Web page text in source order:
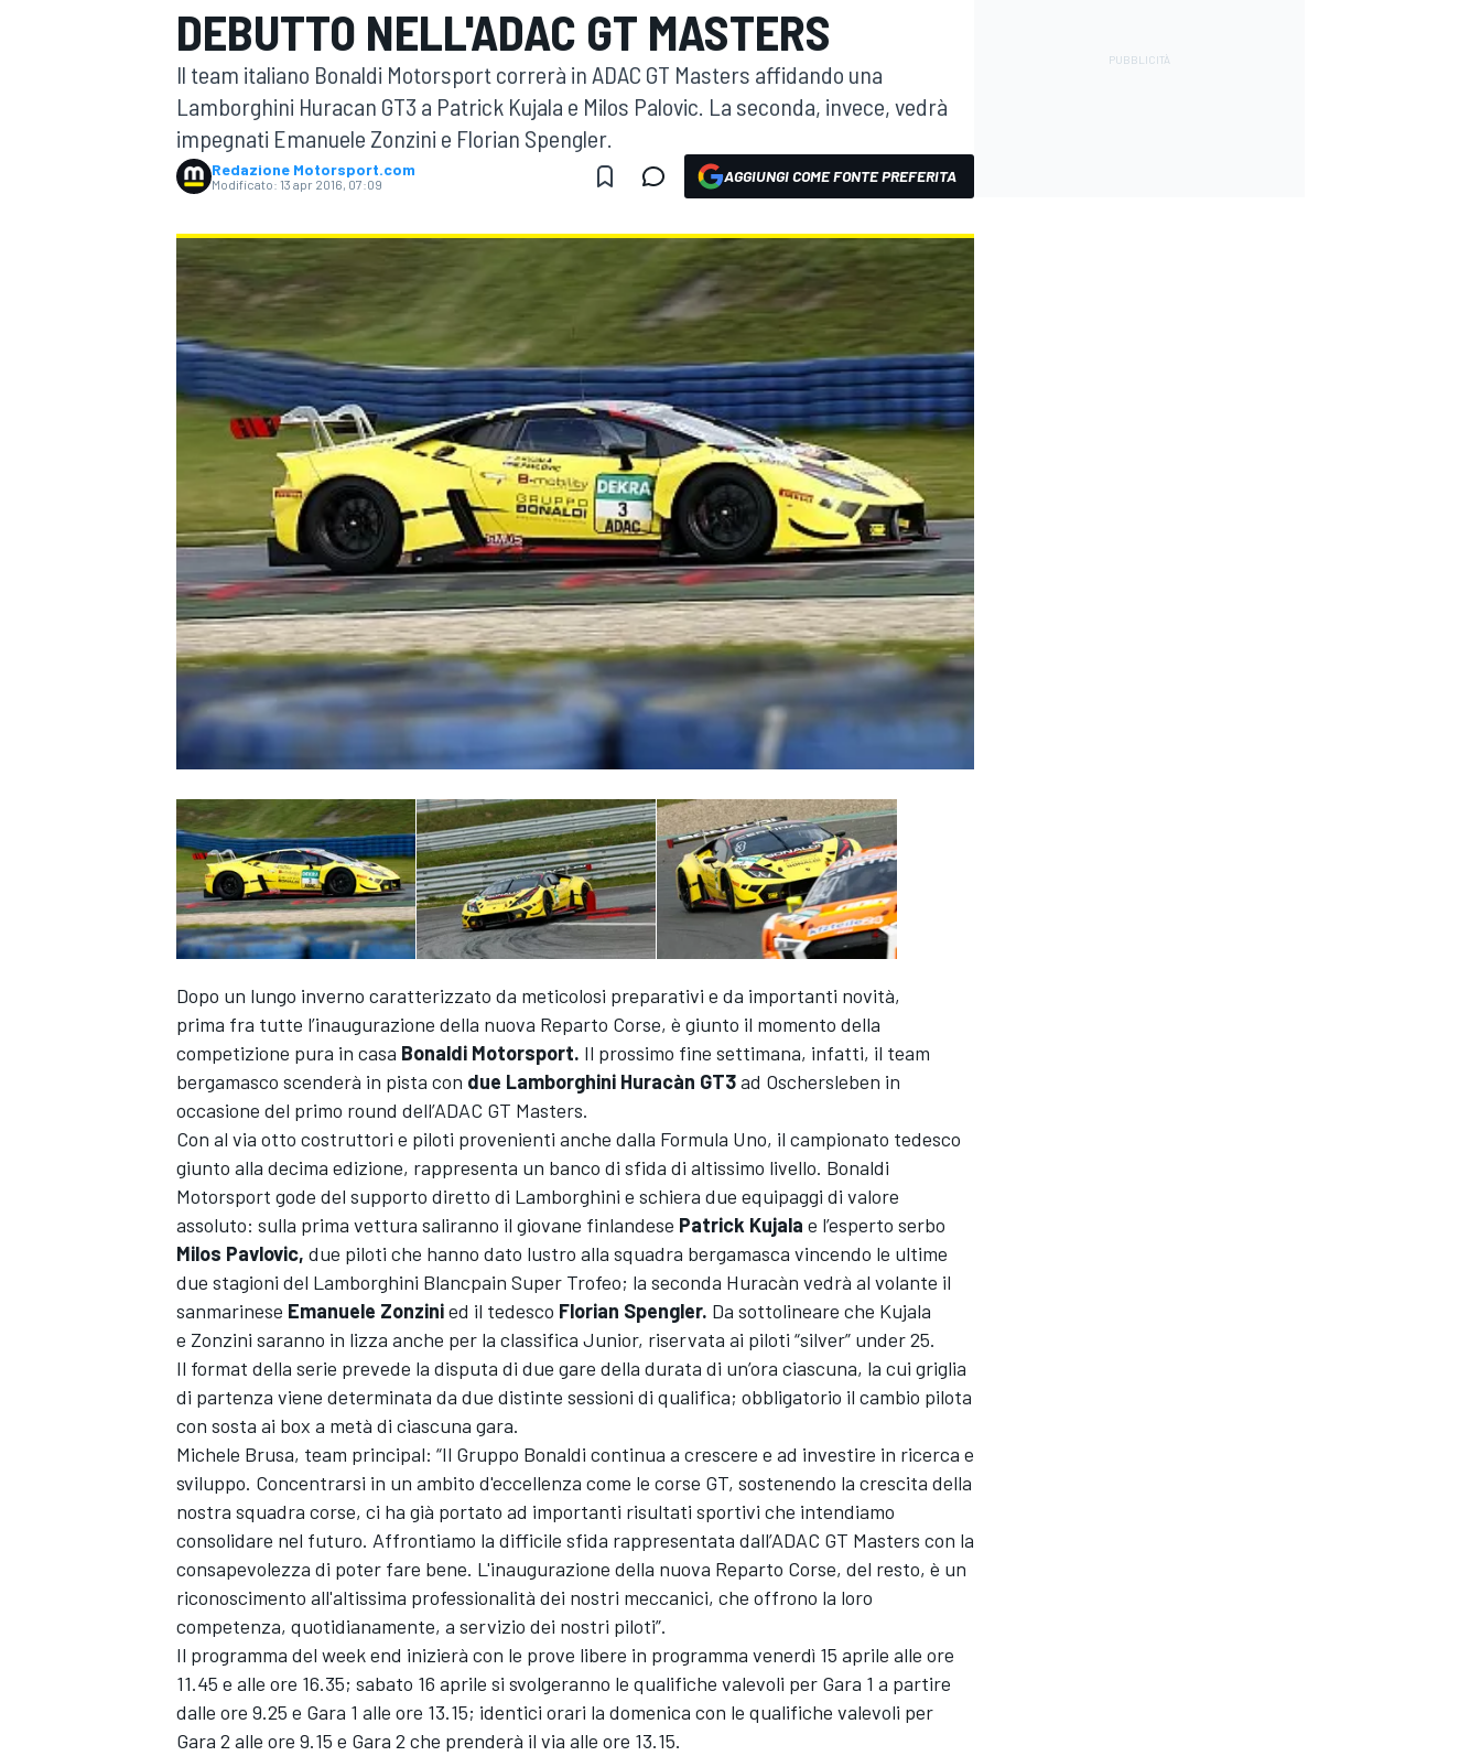
MOTOGP WEC
WRC
MONOPOSTO
DEBUTTO NELL'ADAC GT MASTERS
Il team italiano Bonaldi Motorsport correrà in ADAC GT Masters affidando una
Lamborghini Huracan GT3 a Patrick Kujala e Milos Palovic. La seconda, invece, vedrà
impegnati Emanuele Zonzini e Florian Spengler.
Redazione Motorsport.com
Modificato: 13 apr 2016, 07:09 AGGIUNGI COME FONTE PREFERITA
Dopo un lungo inverno caratterizzato da meticolosi preparativi e da importanti novità,
prima fra tutte l’inaugurazione della nuova Reparto Corse, è giunto il momento della
competizione pura in casa Bonaldi Motorsport. Il prossimo fine settimana, infatti, il team
bergamasco scenderà in pista con due Lamborghini Huracàn GT3ad Oschersleben in
occasione del primo round dell’ADAC GT Masters.
Con al via otto costruttori e piloti provenienti anche dalla Formula Uno, il campionato tedesco
giunto alla decima edizione, rappresenta un banco di sfida di altissimo livello. Bonaldi
Motorsport gode del supporto diretto di Lamborghini e schiera due equipaggi di valore
assoluto: sulla prima vettura saliranno il giovane finlandese Patrick Kujala e l’esperto serbo
Milos Pavlovic, due piloti che hanno dato lustro alla squadra bergamasca vincendo le ultime
due stagioni del Lamborghini Blancpain Super Trofeo; la seconda Huracàn vedrà al volante il
sanmarinese Emanuele Zonzinied il tedesco Florian Spengler. Da sottolineare che Kujala
e Zonzini saranno in lizza anche per la classifica Junior, riservata ai piloti “silver” under 25.
Il format della serie prevede la disputa di due gare della durata di un’ora ciascuna, la cui griglia
di partenza viene determinata da due distinte sessioni di qualifica; obbligatorio il cambio pilota
con sosta ai box a metà di ciascuna gara.
Michele Brusa, team principal: “Il Gruppo Bonaldi continua a crescere e ad investire in ricerca e
sviluppo. Concentrarsi in un ambito d'eccellenza come le corse GT, sostenendo la crescita della
nostra squadra corse, ci ha già portato ad importanti risultati sportivi che intendiamo
consolidare nel futuro. Affrontiamo la difficile sfida rappresentata dall’ADAC GT Masters con la
consapevolezza di poter fare bene. L'inaugurazione della nuova Reparto Corse, del resto, è un
riconoscimento all'altissima professionalità dei nostri meccanici, che offrono la loro
competenza, quotidianamente, a servizio dei nostri piloti”.
Il programma del week end inizierà con le prove libere in programma venerdì 15 aprile alle ore
11.45 e alle ore 16.35; sabato 16 aprile si svolgeranno le qualifiche valevoli per Gara 1 a partire
dalle ore 9.25 e Gara 1 alle ore 13.15; identici orari la domenica con le qualifiche valevoli per
Gara 2 alle ore 9.15 e Gara 2 che prenderà il via alle ore 13.15.